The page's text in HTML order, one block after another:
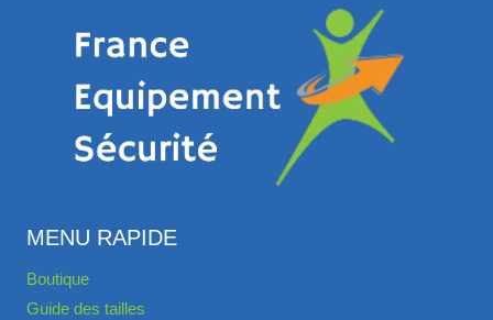
MENU RAPIDE
Boutique
Guide des tailles